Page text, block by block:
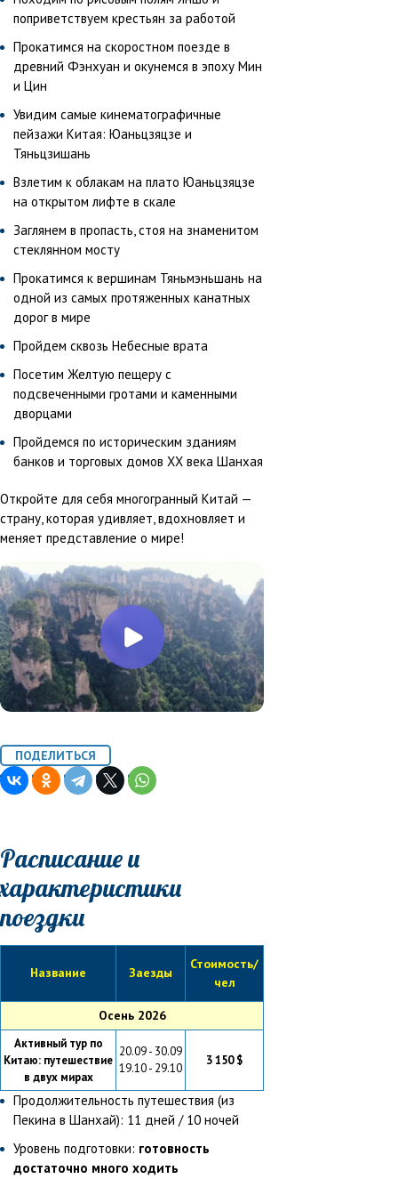
поприветствуем крестьян за работой
Прокатимся на скоростном поезде в
древний Фэнхуан и окунемся в эпоху Мин
и Цин
Увидим самые кинематографичные
пейзажи Китая: Юаньцзяцзе и
Тяньцзишань
Взлетим к облакам на плато Юаньцзяцзе
на открытом лифте в скале
Заглянем в пропасть, стоя на знаменитом
стеклянном мосту
Прокатимся к вершинам Тяньмэньшань на
одной из самых протяженных канатных
дорог в мире
Пройдем сквозь Небесные врата
Посетим Желтую пещеру с
подсвеченными гротами и каменными
дворцами
Пройдемся по историческим зданиям
банков и торговых домов XX века Шанхая
Откройте для себя многогранный Китай —
страну, которая удивляет, вдохновляет и
меняет представление о мире!
Расписание и
характеристики
поездки
Название Заезды
Стоимость/
чел
Осень 2026
Активный тур по
Китаю: путешествие
в двух мирах
20.09 - 30.09
19.10 - 29.10
3 150 $
Продолжительность путешествия (из
Пекина в Шанхай): 11 дней / 10 ночей
Уровень подготовки: готовность
достаточно много ходить